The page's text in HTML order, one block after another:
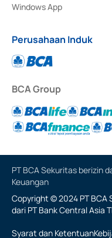
Windows App
Perusahaan Induk
BCA Group
PT BCA Sekuritas berizin
Keuangan
Copyright © 2024 PT BCA
dari PT Bank Central Asia
Syarat dan Ketentuan